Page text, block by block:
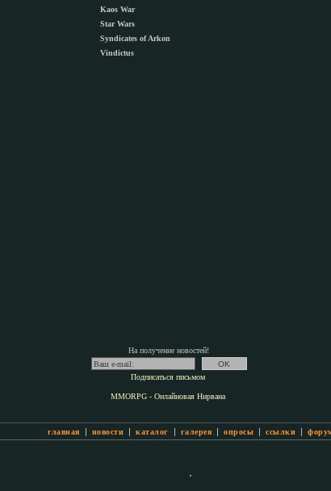
Kaos War
Star Wars
Syndicates of Arkon
Vindictus
На получение новостей!
Подписаться письмом
MMORPG - Онлайновая Нирвана
главная | новости | каталог | галерея | опросы | ссылки |